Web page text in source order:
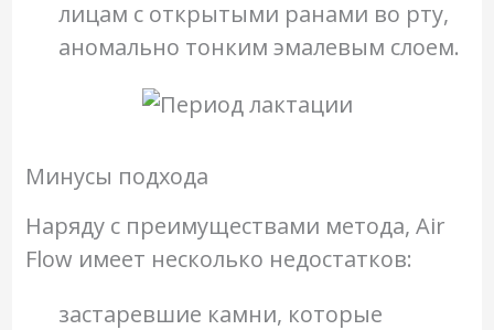
лицам с открытыми ранами во рту,
аномально тонким эмалевым слоем.
Минусы подхода
Наряду с преимуществами метода, Air
Flow имеет несколько недостатков:
застаревшие камни, которые